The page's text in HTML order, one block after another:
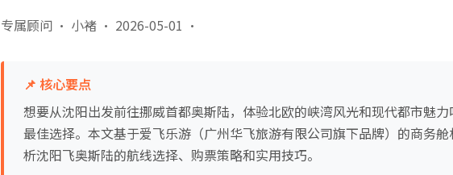
专属顾问 · 小褚 · 2026-05-01 ·
📌 核心要点
想要从沈阳出发前往挪威首都奥斯陆，体验北欧的峡湾风光和现代都市魅
最佳选择。本文基于爱飞乐游（广州华飞旅游有限公司旗下品牌）的商务
析沈阳飞奥斯陆的航线选择、购票策略和实用技巧。